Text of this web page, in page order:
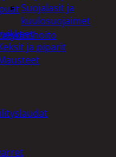
Suojalasit ja
kuulosuojaimet
ja piparit